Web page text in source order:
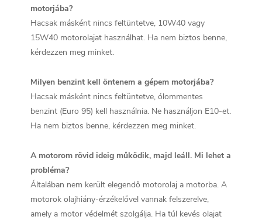
motorjába?
Hacsak másként nincs feltüntetve, 10W40 vagy
15W40 motorolajat használhat. Ha nem biztos benne,
kérdezzen meg minket.
Milyen benzint kell öntenem a gépem motorjába?
Hacsak másként nincs feltüntetve, ólommentes
benzint (Euro 95) kell használnia. Ne használjon E10-et.
Ha nem biztos benne, kérdezzen meg minket.
A motorom rövid ideig működik, majd leáll. Mi lehet a
probléma?
Általában nem került elegendő motorolaj a motorba. A
motorok olajhiány-érzékelővel vannak felszerelve,
amely a motor védelmét szolgálja. Ha túl kevés olajat